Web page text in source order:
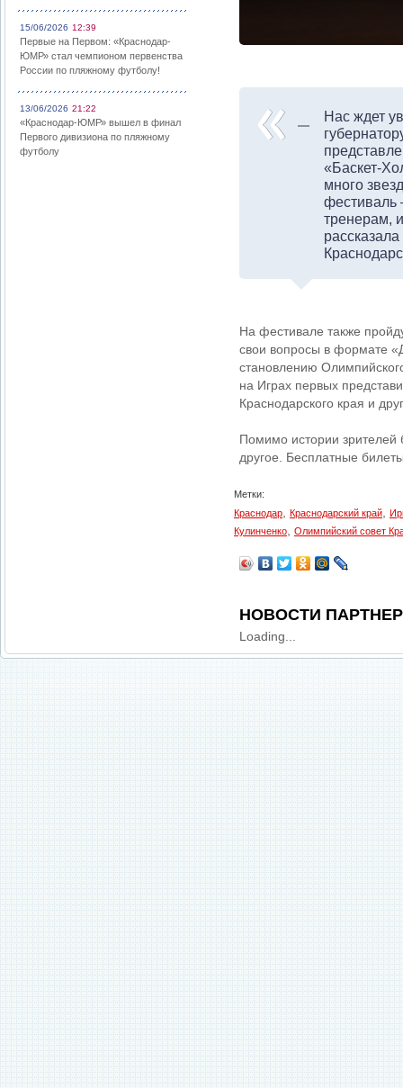
15/06/2026 12:39
Первые на Первом: «Краснодар-
ЮМР» стал чемпионом первенства
России по пляжному футболу!
13/06/2026 21:22
«Краснодар-ЮМР» вышел в финал
Первого дивизиона по пляжному
футболу
Нас ждет
«Баскет-
много
фестиваль
тренерам,
На фестивале также
свои вопросы в формате
становлению
на Играх первых
Краснодарского края и
Помимо истории зрителей
другое. Бесплатные
Метки:
Краснодар
Краснодарский край
Кулинченко
Олимпийский совет
НОВОСТИ
Loading...